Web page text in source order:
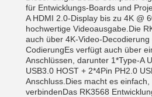
für Entwicklungs-Boards und
A HDMI 2.0-Display bis zu 4K @
hochwertige Videoausgabe.Die
auch über 4K-Video-
CodierungEs verfügt auch über
Anschlüssen, darunter 1*Type-A
USB3.0 HOST + 2*4Pin PH2.0
Anschluss.Dies macht es
verbindenDas RK3568